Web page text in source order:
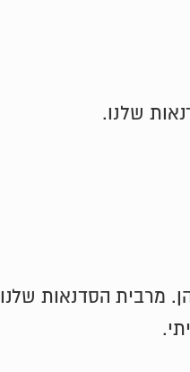
שלנו.
מרבית הסדנאות שלנו